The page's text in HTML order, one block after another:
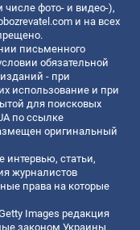
фото- и видео-),
и на всех
письменного
обязательной
- при
использование и при
для поисковых
по ссылке
оригинальный
интервью, статьи,
журналистов
права на которые
Images редакция
законом Украины